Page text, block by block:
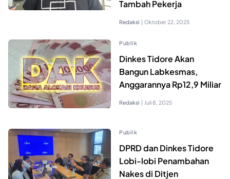
Tambah Pekerja
Redaksi | Oktober 22, 2025
Publik
Dinkes Tidore Akan
Bangun Labkesmas,
Anggarannya Rp12,9 Miliar
Redaksi | Juli 8, 2025
Publik
DPRD dan Dinkes Tidore
Lobi-lobi Penambahan
Nakes di Ditjen